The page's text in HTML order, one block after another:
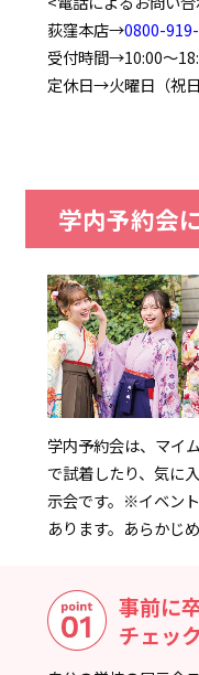
荻窪本店→0800-
受付時間→10:00～
定休日→火曜日（祝
学内予約会
学内予約会は、マイ
で試着したり、気に
示会です。 ※イベン
あります。あらかじ
事前に
チェッ